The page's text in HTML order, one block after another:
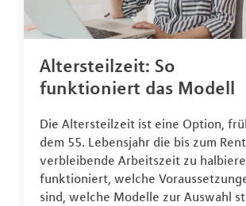
Altersteilzeit: So
funktioniert das Modell
Die Altersteilzeit ist eine Option,
dem 55. Lebensjahr die bis zum
verbleibende Arbeitszeit zu
funktioniert, welche
sind, welche Modelle zur Auswahl